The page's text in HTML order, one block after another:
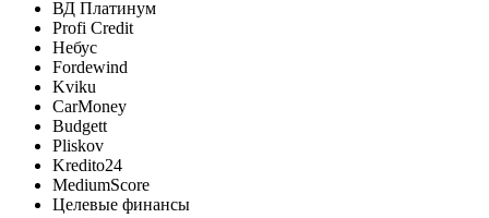
ВД Платинум
Profi Credit
Небус
Fordewind
Kviku
CarMoney
Budgett
Pliskov
Kredito24
MediumScore
Целевые финансы